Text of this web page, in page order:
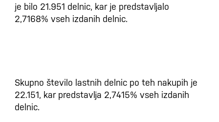
je bilo 21.951 delnic, kar je predstavljalo
2,7168% vseh izdanih delnic.
Skupno število lastnih delnic po teh nakupih je
22.151, kar predstavlja 2,7415% vseh izdanih
delnic.